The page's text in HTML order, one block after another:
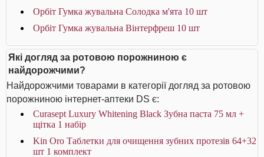
Орбіт Гумка жувальна Солодка м'ята 10 шт
Орбіт Гумка жувальна Вінтерфреш 10 шт
Які догляд за ротовою порожниною є
найдорожчими?
Найдорожчими товарами в категорії догляд за ротовою
порожниною інтернет-аптеки DS є:
Curasept Luxury Whitening Black Зубна паста 75 мл +
щітка 1 набір
Kin Oro Таблетки для очищення зубних протезів 64+32
шт 1 комплект